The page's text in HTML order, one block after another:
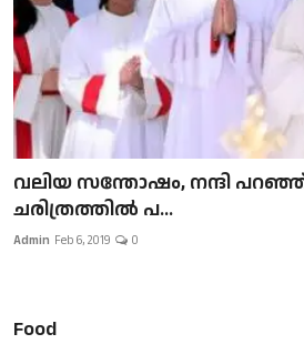
വലിയ സന്തോഷം, നന്ദി
ചരിത്രത്തിൽ പ...
Admin Feb 6, 2019 0
Food